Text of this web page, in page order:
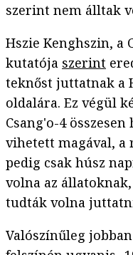
szerint nem álltak
Hszie Kenghszin, a
kutatója szerint
teknőst juttatnak a
oldalára. Ez végül
Csang'o-4
vihetett magával, a
pedig csak húsz
volna az
tudták volna
Valószínűleg